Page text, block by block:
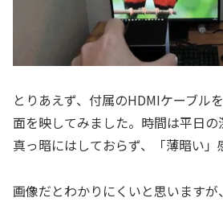
とりあえず、付属のHDMIケーブル
面を映してみました。時間は平日
真っ暗にはしておらず、「薄暗い」
画像だとわかりにくいと思いますが